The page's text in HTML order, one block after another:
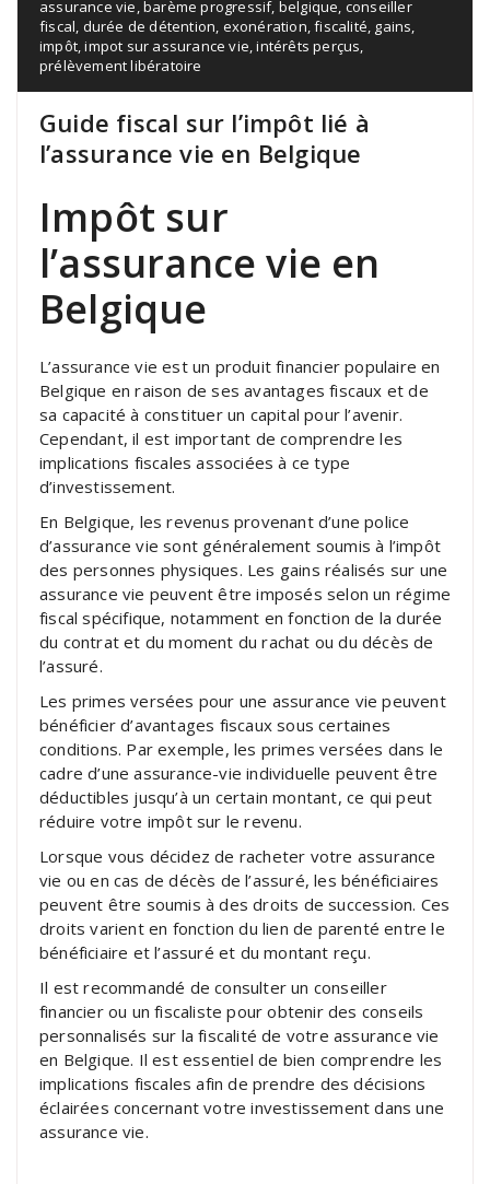
assurance vie ,barème progressif, belgique conseiller
fiscal durée de détention exonération ,fiscalité gains
impôt ,impot sur assurance vie ,intérêts perçus
prélèvement libératoire
Guide fiscal sur l’impôt lié à
l’assurance vie en Belgique
Impôt sur
l’assurance vie en
Belgique
L’assurance vie est un produit financier populaire en
Belgique en raison de ses avantages fiscaux et de
sa capacité à constituer un capital pour l’avenir.
Cependant, il est important de comprendre les
implications fiscales associées à ce type
d’investissement.
En Belgique, les revenus provenant d’une police
d’assurance vie sont généralement soumis à l’impôt
des personnes physiques. Les gains réalisés sur une
assurance vie peuvent être imposés selon un régime
fiscal spécifique, notamment en fonction de la durée
du contrat et du moment du rachat ou du décès de
l’assuré.
Les primes versées pour une assurance vie peuvent
bénéficier d’avantages fiscaux sous certaines
conditions. Par exemple, les primes versées dans le
cadre d’une assurance-vie individuelle peuvent être
déductibles jusqu’à un certain montant, ce qui peut
réduire votre impôt sur le revenu.
Lorsque vous décidez de racheter votre assurance
vie ou en cas de décès de l’assuré, les bénéficiaires
peuvent être soumis à des droits de succession. Ces
droits varient en fonction du lien de parenté entre le
bénéficiaire et l’assuré et du montant reçu.
Il est recommandé de consulter un conseiller
financier ou un fiscaliste pour obtenir des conseils
personnalisés sur la fiscalité de votre assurance vie
en Belgique. Il est essentiel de bien comprendre les
implications fiscales afin de prendre des décisions
éclairées concernant votre investissement dans une
assurance vie.